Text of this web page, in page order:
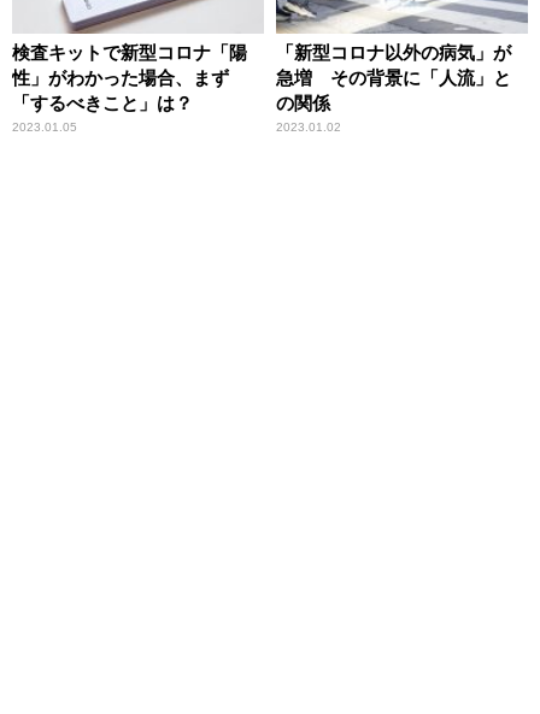
検査キットで新型コロナ「陽
性」がわかった場合、まず
「するべきこと」は？
2023.01.05
「新型コロナ以外の病気」が
急増 その背景に「人流」と
の関係
2023.01.02